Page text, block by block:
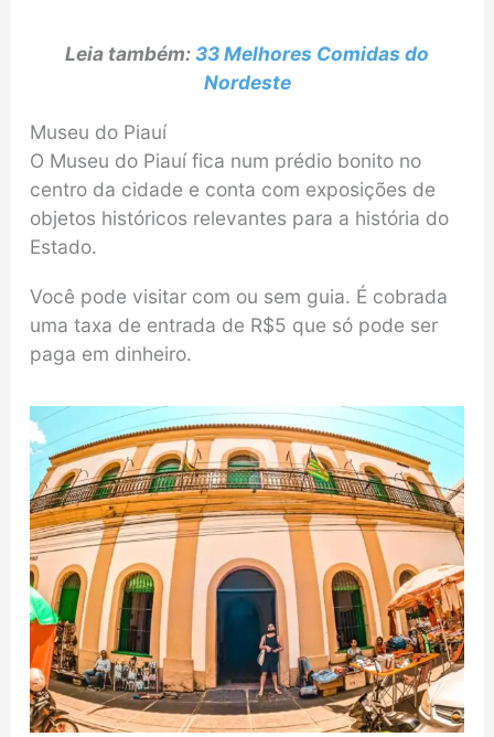
Leia também:33 Melhores Comidas do
Nordeste
Museu do Piauí
O Museu do Piauí fica num prédio bonito no
centro da cidade e conta com exposições de
objetos históricos relevantes para a história do
Estado.
Você pode visitar com ou sem guia. É cobrada
uma taxa de entrada de R$5 que só pode ser
paga em dinheiro.